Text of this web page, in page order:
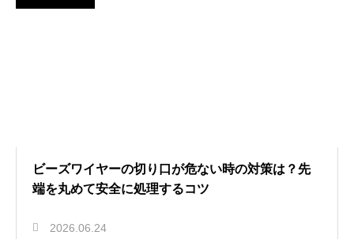
ビーズワイヤーの切り口が危ない時の対策は？先
端を丸めて安全に処理するコツ
2026.06.24